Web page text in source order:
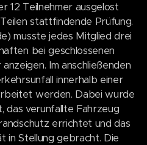
12 Teilnehmer ausgelost
stattfindende Prüfung.
musste jedes Mitglied drei
bei geschlossenen
Im anschließenden
innerhalb einer
werden. Dabei wurde
das verunfallte Fahrzeug
errichtet und das
in Stellung gebracht. Die